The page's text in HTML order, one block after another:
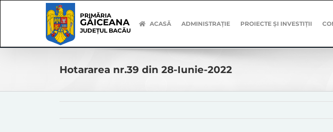
PRIMĂRIA
GĂICEANA
JUDEȚUL BACĂU
ACASĂ ADMINISTRAȚIE PROIECTE ȘI INVESTIȚII
Hotararea nr.39 din 28-Iunie-2022